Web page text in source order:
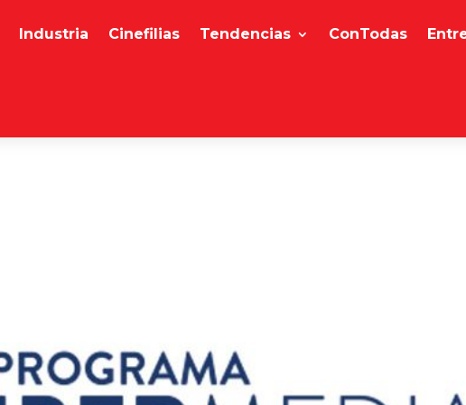
Industria Cinefilias Tendencias ConTodas